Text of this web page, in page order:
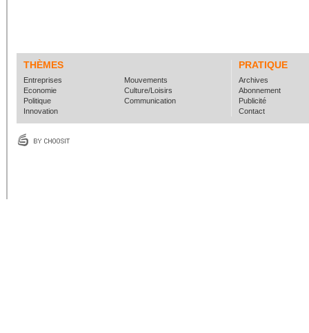
THÈMES PRATIQUE
Entreprises
Economie
Politique
Innovation
Mouvements
Culture/Loisirs
Communication
Archives
Abonnement
Publicité
Contact